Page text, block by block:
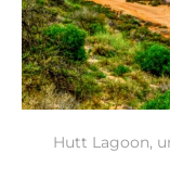
Hutt Lagoon,